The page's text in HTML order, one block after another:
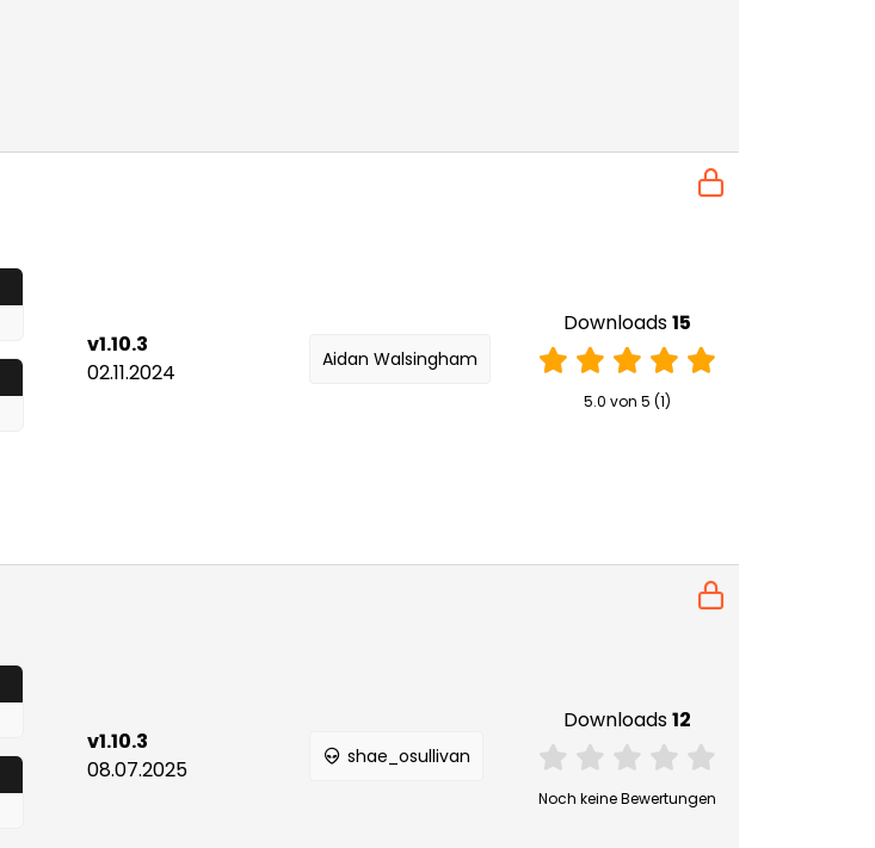
v1.10.3
02.11.2024
Aidan Walsingham
Downloads15
5.0 von 5 (1)
v1.10.3
08.07.2025
shae_osullivan
Downloads12
Noch keine Bewertungen